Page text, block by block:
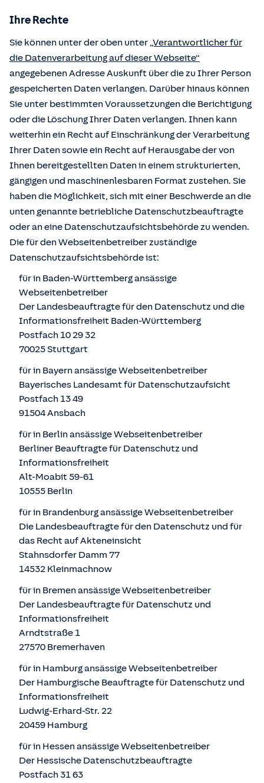
Ihre Rechte
Sie können unter der oben unter „Verantwortlicher für
die Datenverarbeitung auf dieser Webseite“
angegebenen Adresse Auskunft über die zu Ihrer Person
gespeicherten Daten verlangen. Darüber hinaus können
Sie unter bestimmten Voraussetzungen die Berichtigung
oder die Löschung Ihrer Daten verlangen. Ihnen kann
weiterhin ein Recht auf Einschränkung der Verarbeitung
Ihrer Daten sowie ein Recht auf Herausgabe der von
Ihnen bereitgestellten Daten in einem strukturierten,
gängigen und maschinenlesbaren Format zustehen. Sie
haben die Möglichkeit, sich mit einer Beschwerde an die
unten genannte betriebliche Datenschutzbeauftragte
oder an eine Datenschutzaufsichtsbehörde zu wenden.
Die für den Webseitenbetreiber zuständige
Datenschutzaufsichtsbehörde ist:
für in Baden-Württemberg ansässige
Webseitenbetreiber
Der Landesbeauftragte für den Datenschutz und die
Informationsfreiheit Baden-Württemberg
Postfach 10 29 32
70025 Stuttgart
für in Bayern ansässige Webseitenbetreiber
Bayerisches Landesamt für Datenschutzaufsicht
Postfach 13 49
91504 Ansbach
für in Berlin ansässige Webseitenbetreiber
Berliner Beauftragte für Datenschutz und
Informationsfreiheit
Alt-Moabit 59-61
10555 Berlin
für in Brandenburg ansässige Webseitenbetreiber
Die Landesbeauftragte für den Datenschutz und für
das Recht auf Akteneinsicht
Stahnsdorfer Damm 77
14532 Kleinmachnow
für in Bremen ansässige Webseitenbetreiber
Der Landesbeauftragte für Datenschutz und
Informationsfreiheit
Arndtstraße 1
27570 Bremerhaven
für in Hamburg ansässige Webseitenbetreiber
Der Hamburgische Beauftragte für Datenschutz und
Informationsfreiheit
Ludwig-Erhard-Str. 22
20459 Hamburg
für in Hessen ansässige Webseitenbetreiber
Der Hessische Datenschutzbeauftragte
Postfach 31 63